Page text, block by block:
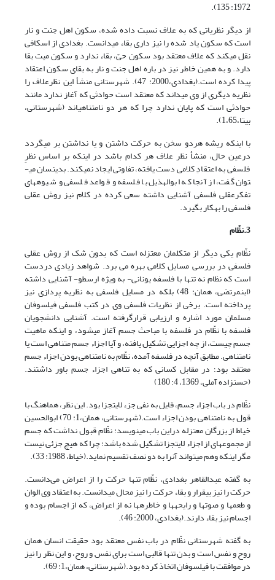
1972: 135).
از دیگر نظریاتی که به علاف نسبت داده شده، سکون اهل جنت و نار
است که سکون یاد شده را نیز داری بقاء می­دانست. بغدادی از اسکافی
نقل می­کند که علاف معتقد بود سکون حیّ، بقاء ندارد و سکون میت بقا
دارد. و به همین خاطر نیز در باره اهل جنت­ و نار به بقای سکون اعتقاد
پیدا کرده است.(بغدادی،2000: 47). شهرستانی منشأ این نظرعلاف را
نظریه دیگری از وی می­داند که معتقد است حوادثی که آغاز ندارد مانند
حوادثی است که پایان ندارد چرا که هر دو نامتناهی­اند (شهرستانی،
بی‏تا،‏1،65).
با این­که ریشه هردو سخن به حرکت داشتن و یا نداشتن بر می­گردد
درعین حال، منشأ نظر علاف هر کدام باشد در اینکه بر اساس نظرِ
فلسفی به اعتقادِ کلامی دست یافته، تفاوتی ایجاد نمی­کند. بدین­سان می­
توان گفت، از آنجا که ابوالهذیل با فلسفه و قواعد فلسفی و شیوه­های
تفکرعقلی فلسفی آشنایی داشته سعی کرده در کلام نیز روش عقلی
فلسفی را به­کار بگیرد.
3.نظّام
نظّام یکی دیگر از متکلمان معتزله است که بدون شک از روش عقلی
فلسفی در بررسی مسایل کلامی بهره می برد. شواهد زیادی دردست
است که نظام نه تنها با فلسفه یونانی- به ویژه ارسطو- آشنایی داشته
(ابن‏مرتضی، همان: 48) بلکه در مسایل فلسفی به نظریه پردازی نیز
پرداخته است. برخی از نظریات فلسفی وی در کتب فلسفی فیلسوفان
مسلمان مورد اشاره و ارزیابی قرارگرفته است. آشنایی دانشجویان
فلسفه با نظّام در فلسفه با مباحث جسم آغاز می­شود، و اینکه ماهیت
جسم چیست، از چه اجزایی تشکیل یافته، و آیا اجزاء جسم متناهی است یا
نامتناهی. مطابق آنچه در فلسفه آمده، نظّام به نامتناهی بودن اجزاء جسم
معتقد بود؛ در مقابل کسانی ­که به تناهی اجزاء جسم باور داشتند.
(حسن‏زاده آملی، 1369، 4: 180)
نظّام در باب اجزاء جسم، قایل به نفی جزء لایتجزا بود. این نظر، هماهنگ با
قول به نامتناهی بودن اجزاء است.(شهرستانی، همان،1: 70) ابوالحسین
خیاط از بزرگان معتزله دراین باب می­نویسد: نظّام قبول نداشت که جسم
از مجموعه­ای از اجزاء لایتجزا تشکیل شده باشد؛ چرا که هیچ جزئی نیست
مگر اینکه وهم می­تواند آنرا به دو نصف تقسیم نماید.(خیاط، 1988: 33).
به گفته عبدالقاهر بغدادی، نظّام تنها حرکت را از اعراض می‌دانست.
حرکت را نیز بی­قرار و بقاء حرکت را نیز محال می­دانست. به اعتقاد وی الوان
و طعم­ها و صوت­ها و رایحه­ها و خاطره­ها نه از اعراض، که از اجسام بوده و
اجسام نیز بقاء دارند.(بغدادی، 2000: 46).
به گفته شهرستانی نظّام در باب نفس معتقد بود حقیقت انسان همان
روح و نفس است و بدن تنها قالبی است برای نفس و روح، و این نظر را نیز
در موافقت با فیلسوفان اتخاذ کرده بود.(شهرستانی، همان،‏1: 69).